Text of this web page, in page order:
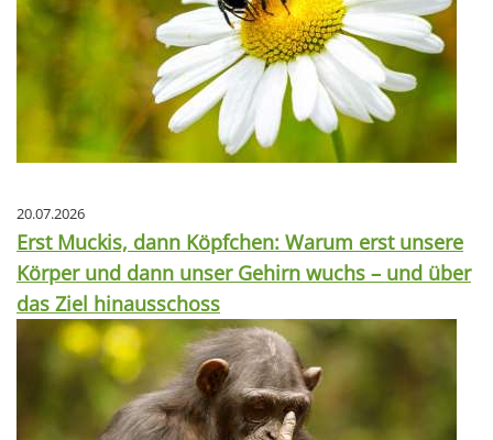
20.07.2026
Erst Muckis, dann Köpfchen: Warum erst unsere
Körper und dann unser Gehirn wuchs – und über
das Ziel hinausschoss